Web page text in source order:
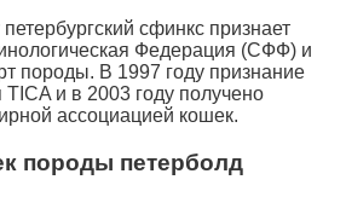
сфинкс признает
Федерация (СФФ) и
породы. В 1997 году признание
и в 2003 году получено
ассоциацией кошек.
породы петерболд